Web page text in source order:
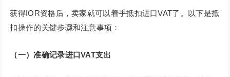
获得IOR资格后，卖家就可以着手抵扣进口VAT了。以下是抵
扣操作的关键步骤和注意事项：
（一）准确记录进口VAT支出